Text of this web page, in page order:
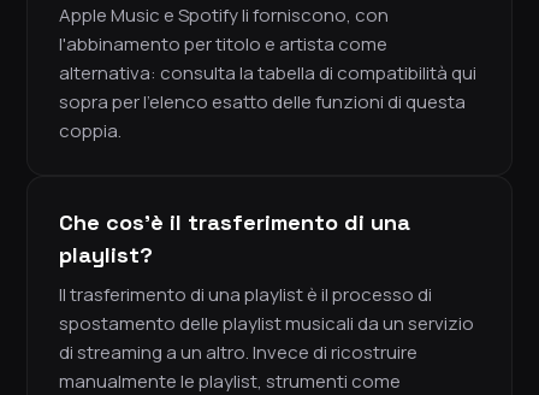
Apple Music e Spotify li forniscono, con
l'abbinamento per titolo e artista come
alternativa: consulta la tabella di compatibilità qui
sopra per l'elenco esatto delle funzioni di questa
coppia.
Che cos'è il trasferimento di una
playlist?
Il trasferimento di una playlist è il processo di
spostamento delle playlist musicali da un servizio
di streaming a un altro. Invece di ricostruire
manualmente le playlist, strumenti come